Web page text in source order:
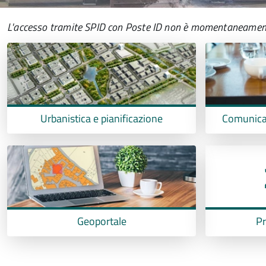
L'accesso tramite SPID con Poste ID non è
Urbanistica e pianificazione
Geoportale